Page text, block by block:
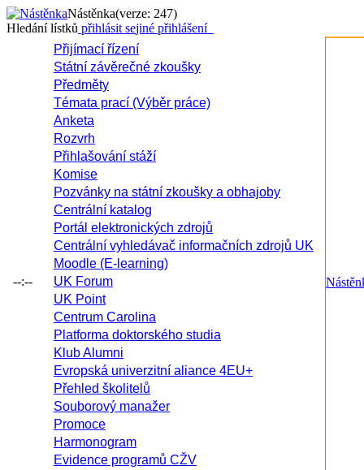
Nástěnka(verze: 247)
Hledání lístků přihlásit sejiné přihlášení
--:--
Přijímací řízení
Státní závěrečné zkoušky
Předměty
Témata prací (Výběr práce)
Anketa
Rozvrh
Přihlašování stáží
Komise
Pozvánky na státní zkoušky a obhajoby
Centrální katalog
Portál elektronických zdrojů
Centrální vyhledávač informačních zdrojů UK
Moodle (E-learning)
UK Forum
UK Point
Centrum Carolina
Platforma doktorského studia
Klub Alumni
Evropská univerzitní aliance 4EU+
Přehled školitelů
Souborový manažer
Promoce
Harmonogram
Evidence programů CŽV